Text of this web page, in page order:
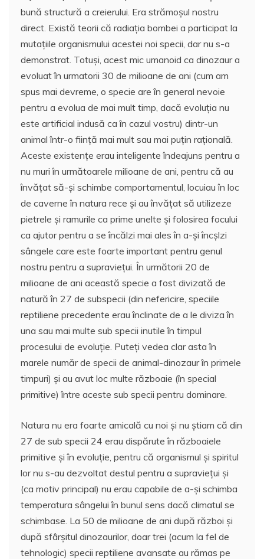
bună structură a creierului. Era strămoșul nostru
direct. Există teorii că radiația bombei a participat la
mutațiile organismului acestei noi specii, dar nu s-a
demonstrat. Totuși, acest mic umanoid ca dinozaur a
evoluat în urmatorii 30 de milioane de ani (cum am
spus mai devreme, o specie are în general nevoie
pentru a evolua de mai mult timp, dacă evoluția nu
este artificial indusă ca în cazul vostru) dintr-un
animal într-o ființă mai mult sau mai puțin rațională.
Aceste existențe erau inteligente îndeajuns pentru a
nu muri în următoarele milioane de ani, pentru că au
învățat să-și schimbe comportamentul, locuiau în loc
de caverne în natura rece și au învățat să utilizeze
pietrele și ramurile ca prime unelte și folosirea focului
ca ajutor pentru a se încălzi mai ales în a-și încșlzi
sângele care este foarte important pentru genul
nostru pentru a supraviețui. În următorii 20 de
milioane de ani această specie a fost divizată de
natură în 27 de subspecii (din nefericire, speciile
reptiliene precedente erau înclinate de a le diviza în
una sau mai multe sub specii inutile în timpul
procesului de evoluție. Puteți vedea clar asta în
marele număr de specii de animal-dinozaur în primele
timpuri) și au avut loc multe războaie (în special
primitive) între aceste sub specii pentru dominare.
Natura nu era foarte amicală cu noi și nu știam că din
27 de sub specii 24 erau dispărute în războaiele
primitive și în evoluție, pentru că organismul și spiritul
lor nu s-au dezvoltat destul pentru a supraviețui și
(ca motiv principal) nu erau capabile de a-și schimba
temperatura sângelui în bunul sens dacă climatul se
schimbase. La 50 de milioane de ani după război și
după sfârșitul dinozaurilor, doar trei (acum la fel de
tehnologic) specii reptiliene avansate au rămas pe